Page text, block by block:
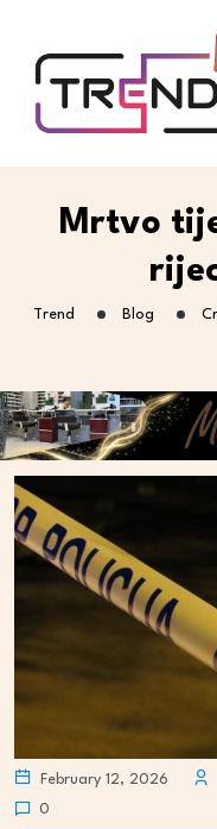
Mrtvo
Trend Blog
February 12, 2026
0